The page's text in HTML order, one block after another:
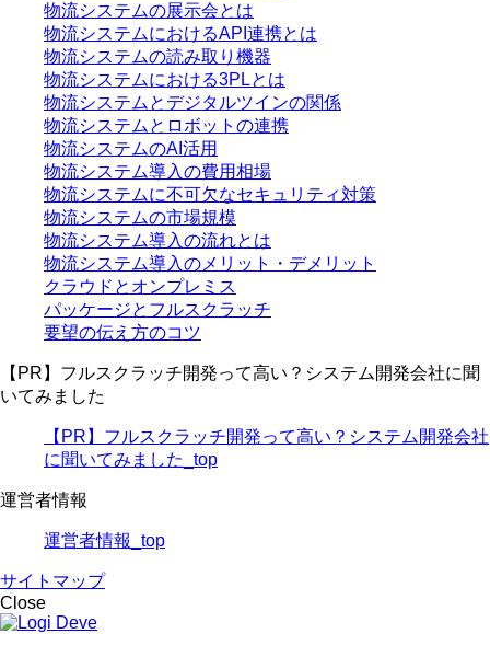
物流システムの展示会とは
物流システムにおけるAPI連携とは
物流システムの読み取り機器
物流システムにおける3PLとは
物流システムとデジタルツインの関係
物流システムとロボットの連携
物流システムのAI活用
物流システム導入の費用相場
物流システムに不可欠なセキュリティ対策
物流システムの市場規模
物流システム導入の流れとは
物流システム導入のメリット・デメリット
クラウドとオンプレミス
パッケージとフルスクラッチ
要望の伝え方のコツ
【PR】フルスクラッチ開発って高い？システム開発会社に聞
いてみました
【PR】フルスクラッチ開発って高い？システム開発会社
に聞いてみました_top
運営者情報
運営者情報_top
サイトマップ
Close